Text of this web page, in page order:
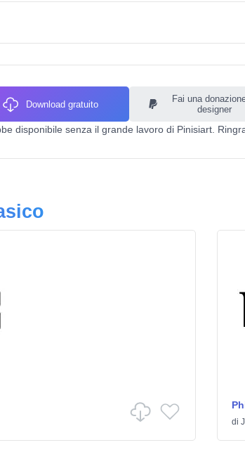
Download gratuito
Fai una
designer
disponibile senza il grande lavoro di Pinisiart.
di